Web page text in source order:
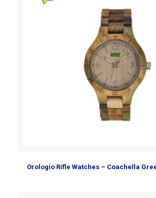
Orologio Rifle Watches – Coachella